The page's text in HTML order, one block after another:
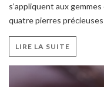
s’appliquent aux
quatre pierres
LIRE LA SUITE